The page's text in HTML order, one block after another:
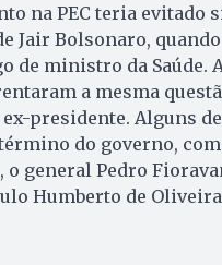
na PEC teria evitado
Jair Bolsonaro,
de ministro da Saúde.
a mesma
presidente. Alguns
do governo,
general Pedro
Humberto de